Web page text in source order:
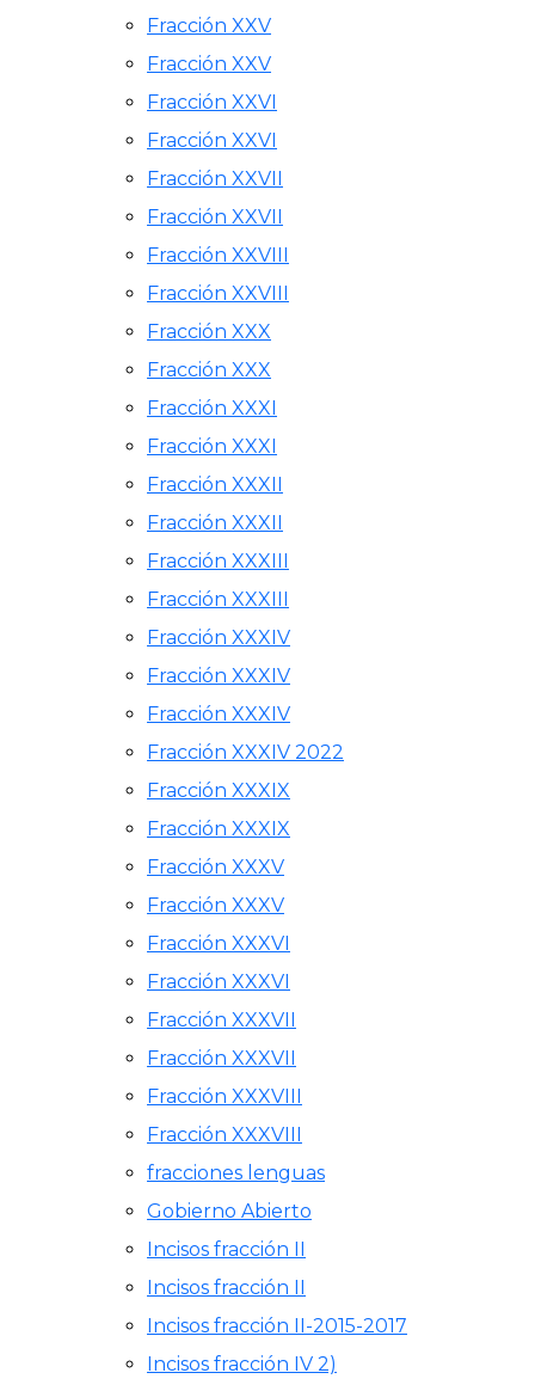
Fracción XXV
Fracción XXV
Fracción XXVI
Fracción XXVI
Fracción XXVII
Fracción XXVII
Fracción XXVIII
Fracción XXVIII
Fracción XXX
Fracción XXX
Fracción XXXI
Fracción XXXI
Fracción XXXII
Fracción XXXII
Fracción XXXIII
Fracción XXXIII
Fracción XXXIV
Fracción XXXIV
Fracción XXXIV
Fracción XXXIV 2022
Fracción XXXIX
Fracción XXXIX
Fracción XXXV
Fracción XXXV
Fracción XXXVI
Fracción XXXVI
Fracción XXXVII
Fracción XXXVII
Fracción XXXVIII
Fracción XXXVIII
fracciones lenguas
Gobierno Abierto
Incisos fracción II
Incisos fracción II
Incisos fracción II-2015-2017
Incisos fracción IV 2)